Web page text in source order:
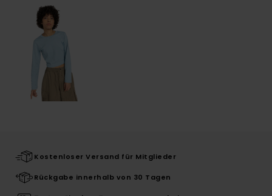
Kostenloser Versand für Mitglieder
Rückgabe innerhalb von 30 Tagen